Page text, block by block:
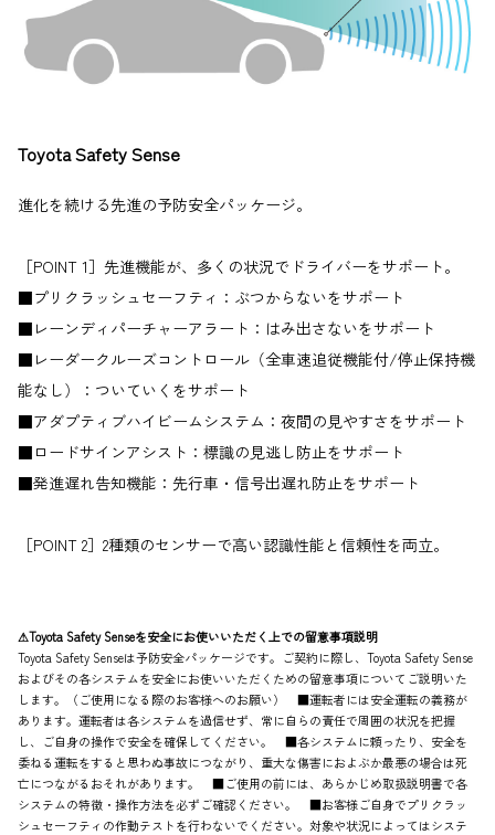
Toyota Safety Sense
進化を続ける先進の予防安全パッケージ。
［POINT 1］先進機能が、多くの状況でドライバーをサポート。
■プリクラッシュセーフティ：ぶつからないをサポート
■レーンディパーチャーアラート：はみ出さないをサポート
■レーダークルーズコントロール（全車速追従機能付/停止保持機
能なし）：ついていくをサポート
■アダプティブハイビームシステム：夜間の見やすさをサポート
■ロードサインアシスト：標識の見逃し防止をサポート
■発進遅れ告知機能：先行車・信号出遅れ防止をサポート
［POINT 2］2種類のセンサーで高い認識性能と信頼性を両立。
⚠Toyota Safety Senseを安全にお使いいただく上での留意事項説明
Toyota Safety Senseは予防安全パッケージです。ご契約に際し、Toyota Safety Sense
およびその各システムを安全にお使いいただくための留意事項についてご説明いた
します。（ご使用になる際のお客様へのお願い） ■運転者には安全運転の義務が
あります。運転者は各システムを過信せず、常に自らの責任で周囲の状況を把握
し、ご自身の操作で安全を確保してください。 ■各システムに頼ったり、安全を
委ねる運転をすると思わぬ事故につながり、重大な傷害におよぶか最悪の場合は死
亡につながるおそれがあります。 ■ご使用の前には、あらかじめ取扱説明書で各
システムの特徴・操作方法を必ずご確認ください。 ■お客様ご自身でプリクラッ
シュセーフティの作動テストを行わないでください。対象や状況によってはシステ